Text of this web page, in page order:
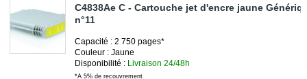
C4838Ae C - Cartouche jet d'encre jaune
n°11
Capacité : 2 750 pages*
Couleur : Jaune
Disponibilité : Livraison 24/48h
*A 5% de recouvrement